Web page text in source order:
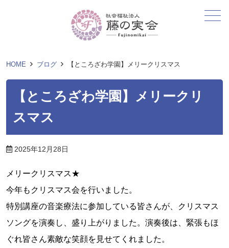
HOME ブログ 【ところざわ学園】メリークリスマス
【ところざわ学園】メリークリ
スマス
2025年12月28日
メリークリスマス★
今年もクリスマス会を行いました。
特別講座の音楽療法に参加している皆さんが、クリスマス
ソングを演奏し、盛り上がりました。 演奏後は、緊張もほ
ぐれ皆さん素敵な笑顔を見せてくれました。